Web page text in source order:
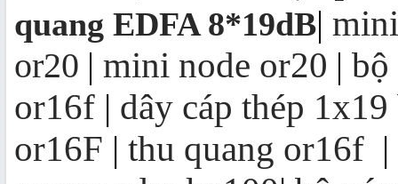
quang EDFA 8*19dB|
or20 | mini node or20 | bộ
or16f | dây cáp thép
or16F | thu quang or16f |